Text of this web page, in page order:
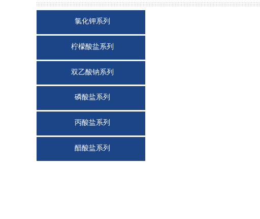
氯化钾系列
柠檬酸盐系列
双乙酸钠系列
磷酸盐系列
丙酸盐系列
醋酸盐系列